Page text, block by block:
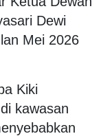
Dewi
Mei 2026
Kiki
kawasan